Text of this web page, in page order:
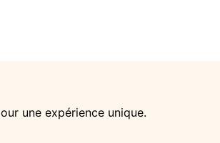
une expérience unique.